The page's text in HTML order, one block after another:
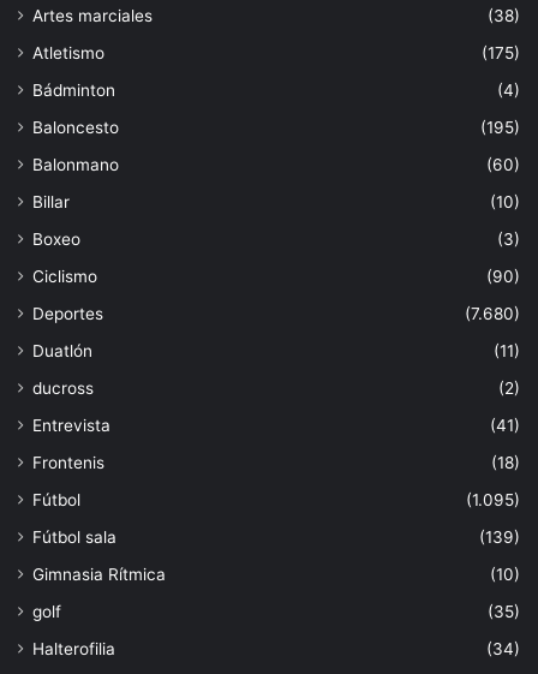
Artes marciales
(38)
Atletismo
(175)
Bádminton
(4)
Baloncesto
(195)
Balonmano
(60)
Billar
(10)
Boxeo
(3)
Ciclismo
(90)
Deportes
(7.680)
Duatlón
(11)
ducross
(2)
Entrevista
(41)
Frontenis
(18)
Fútbol
(1.095)
Fútbol sala
(139)
Gimnasia Rítmica
(10)
golf
(35)
Halterofilia
(34)